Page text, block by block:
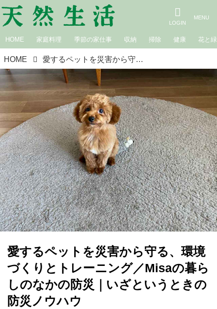
HOME 家庭料理 季節の家仕事 収納 掃除 健康 花と緑
HOME 愛するペットを災害から守る、環境づくりとトレーニング／Misaの暮らしのなかの防災｜いざというときの防災ノウハウ
愛するペットを災害から守る、環境
づくりとトレーニング／Misaの暮ら
しのなかの防災｜いざというときの
防災ノウハウ